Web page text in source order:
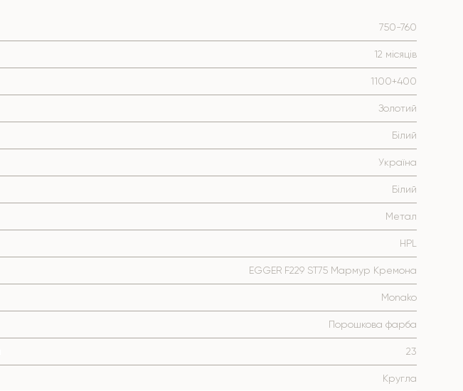
750-760
12 місяців
1100+400
Золотий
Білий
Україна
Білий
Метал
HPL
EGGER F229 ST75 Мармур Кремона
Monako
Порошкова фарба
23
Кругла